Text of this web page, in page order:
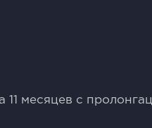
месяцев с